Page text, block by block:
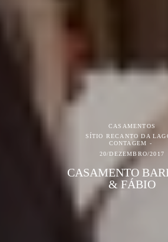
CASAMENTOS
SÍTIO RECANTO DA
CONTAGEM
20/DEZEMBRO/2017
CASAMENTO
& FÁBIO